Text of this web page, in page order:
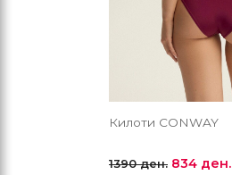
Килоти CONWAY
1390 ден. 834 ден.